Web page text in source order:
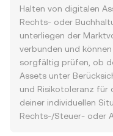
Halten von digitalen
Rechts- oder
unterliegen der
verbunden und
sorgfältig prüfen, ob
Assets unter
und Risikotoleranz für
deiner individuellen
Rechts-/Steuer- oder